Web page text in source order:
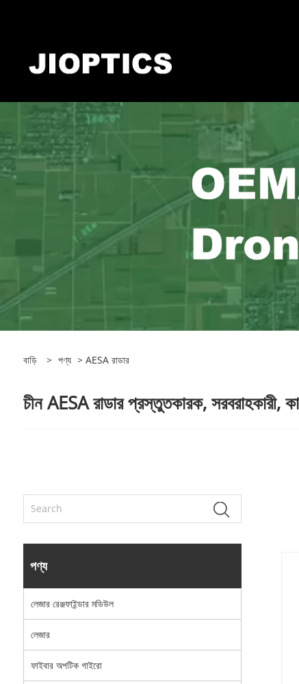
বাড়ি > পণ্য > AESA রাডার
চীন AESA রাডার প্রস্তুতকারক, সরবরাহকারী,
পণ্য
লেজার রেঞ্জফাইন্ডার মডিউল
লেজার
ফাইবার অপটিক গাইরো